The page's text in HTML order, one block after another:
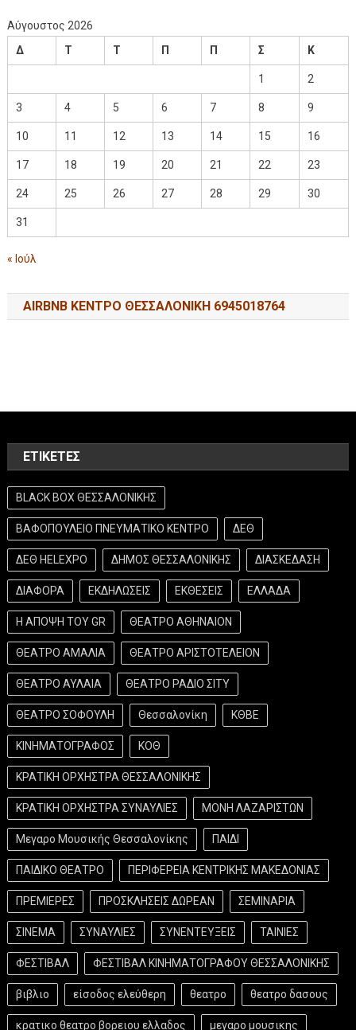
Αύγουστος 2026
Δ
Τ Τ Π Π Σ Κ
1 2
3 4 5 6 7 8 9
10 11 12 13 14 15 16
17 18 19 20 21 22 23
24 25 26 27 28 29 30
31
« Ιούλ
AIRBNB ΚΕΝΤΡΟ ΘΕΣΣΑΛΟΝΙΚΗ 6945018764
ΕΤΙΚΈΤΕΣ
BLACK BOX ΘΕΣΣΑΛΟΝΙΚΗΣ
ΒΑΦΟΠΟΥΛΕΙΟ ΠΝΕΥΜΑΤΙΚΟ ΚΕΝΤΡΟ ΔΕΘ
ΔΕΘ HELEXPO ΔΗΜΟΣ ΘΕΣΣΑΛΟΝΙΚΗΣ ΔΙΑΣΚΕΔΑΣΗ
ΔΙΑΦΟΡΑ ΕΚΔΗΛΩΣΕΙΣ ΕΚΘΕΣΕΙΣ ΕΛΛΑΔΑ
Η ΑΠΟΨΗ ΤΟΥ GR ΘΕΑΤΡΟ ΑΘΗΝΑΙΟΝ
ΘΕΑΤΡΟ ΑΜΑΛΙΑ ΘΕΑΤΡΟ ΑΡΙΣΤΟΤΕΛΕΙΟΝ
ΘΕΑΤΡΟ ΑΥΛΑΙΑ ΘΕΑΤΡΟ ΡΑΔΙΟ ΣΙΤΥ
ΘΕΑΤΡΟ ΣΟΦΟΥΛΗ Θεσσαλονίκη ΚΘΒΕ
ΚΙΝΗΜΑΤΟΓΡΑΦΟΣ ΚΟΘ
ΚΡΑΤΙΚΗ ΟΡΧΗΣΤΡΑ ΘΕΣΣΑΛΟΝΙΚΗΣ
ΚΡΑΤΙΚΗ ΟΡΧΗΣΤΡΑ ΣΥΝΑΥΛΙΕΣ ΜΟΝΗ ΛΑΖΑΡΙΣΤΩΝ
Μεγαρο Μουσικής Θεσσαλονίκης ΠΑΙΔΙ
ΠΑΙΔΙΚΟ ΘΕΑΤΡΟ ΠΕΡΙΦΕΡΕΙΑ ΚΕΝΤΡΙΚΗΣ ΜΑΚΕΔΟΝΙΑΣ
ΠΡΕΜΙΕΡΕΣ ΠΡΟΣΚΛΗΣΕΙΣ ΔΩΡΕΑΝ ΣΕΜΙΝΑΡΙΑ
ΣΙΝΕΜΑ ΣΥΝΑΥΛΙΕΣ ΣΥΝΕΝΤΕΥΞΕΙΣ ΤΑΙΝΙΕΣ
ΦΕΣΤΙΒΑΛ ΦΕΣΤΙΒΑΛ ΚΙΝΗΜΑΤΟΓΡΑΦΟΥ ΘΕΣΣΑΛΟΝΙΚΗΣ
βιβλιο είσοδος ελεύθερη θεατρο θεατρο δασους
κρατικο θεατρο βορειου ελλαδος μεγαρο μουσικης